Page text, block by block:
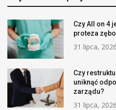
Czy All on 4
proteza
31 lipca, 2026
Czy
uniknąć
zarządu?
31 lipca, 2026